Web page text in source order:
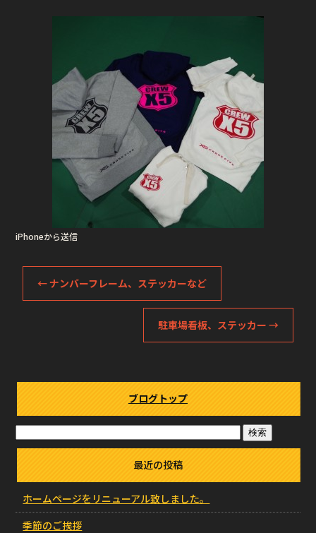
iPhoneから送信
←ナンバーフレーム、ステッカーなど
駐車場看板、ステッカー →
ブログトップ
最近の投稿
ホームページをリニューアル致しました。
季節のご挨拶